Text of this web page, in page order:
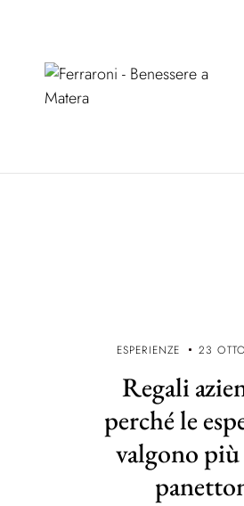
ESPERIENZE 23
Regali
perché le
valgono